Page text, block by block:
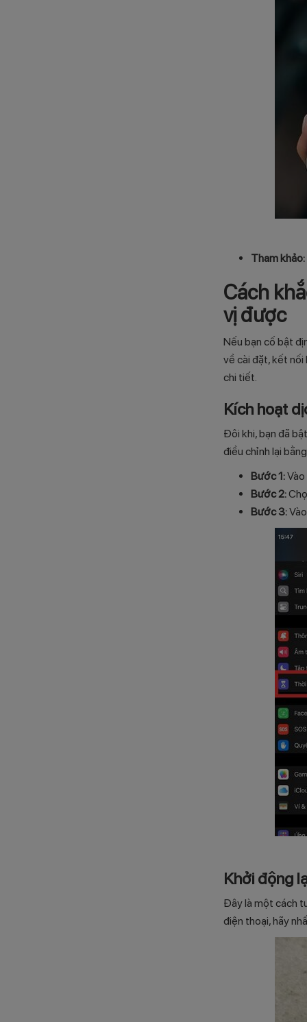
Tham
Cách
vị được
Nếu bạn cố bật
về cài đặt, kết nối
chi tiết.
Kích hoạt
Đôi khi, bạn đã
điều chỉnh lại
Bước 1:
Bước 2:
Bước 3:
Khởi động
Đây là một cách
điện thoại, hãy